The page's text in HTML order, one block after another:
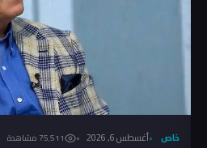
خاص أغسطس 6, 2026 75٬511 مشاهدة